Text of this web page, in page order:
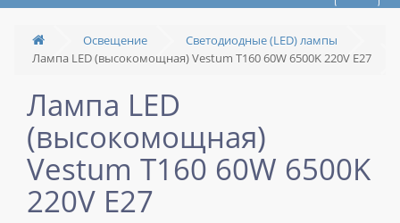
Освещение
Светодиодные (LED) лампы
Лампа LED (высокомощная) Vestum T160 60W 6500K 220V E27
Лампа LED
(высокомощная)
Vestum T160 60W 6500K
220V E27